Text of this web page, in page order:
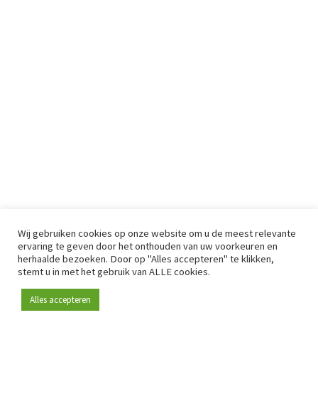
Wij gebruiken cookies op onze website om u de meest relevante
ervaring te geven door het onthouden van uw voorkeuren en
herhaalde bezoeken. Door op "Alles accepteren" te klikken,
stemt u in met het gebruik van ALLE cookies.
Alles accepteren